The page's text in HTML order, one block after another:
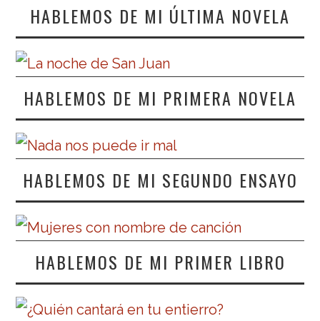
HABLEMOS DE MI ÚLTIMA NOVELA
HABLEMOS DE MI PRIMERA NOVELA
HABLEMOS DE MI SEGUNDO ENSAYO
HABLEMOS DE MI PRIMER LIBRO